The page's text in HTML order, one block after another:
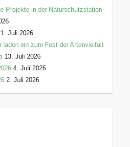
Projekte in der Naturschutzstation
Juli 2026
laden ein zum Fest der Artenvielfalt
13. Juli 2026
4. Juli 2026
2. Juli 2026